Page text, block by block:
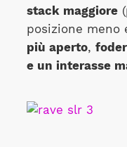
stack maggiore
posizione meno
più aperto,
e un interasse